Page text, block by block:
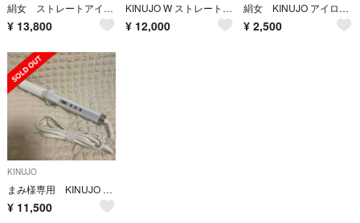
絹女 ストレートアイロン LM-125
¥ 13,800
KINUJO W ストレートヘアアイロン black
¥ 12,000
絹女 KINUJO アイロン コテ ジャンク
¥ 2,500
KINUJO
まみ様専用 KINUJO カールヘアアイロン KC32N
¥ 11,500